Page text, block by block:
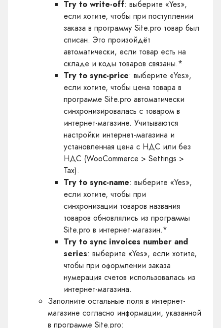
Try to write-off: выберите «Yes»,
если хотите, чтобы при поступлении
заказа в программу Site.pro товар был
списан. Это произойдёт
автоматически, если товар есть на
складе и коды товаров связаны.*
Try to sync-price: выберите «Yes»,
если хотите, чтобы цена товара в
программе Site.pro автоматически
синхронизировалась с товаром в
интернет-магазине. Учитываются
настройки интернет-магазина и
установленная цена с НДС или без
НДС (WooCommerce > Settings >
Tax).
Try to sync-name: выберите «Yes»,
если хотите, чтобы при
синхронизации товаров названия
товаров обновлялись из программы
Site.pro в интернет-магазин.*
Try to sync invoices number and
series: выберите «Yes», если хотите,
чтобы при оформлении заказа
нумерация счетов использовалась из
интернет-магазина.
Заполните остальные поля в интернет-
магазине согласно информации, указанной
в программе Site.pro: